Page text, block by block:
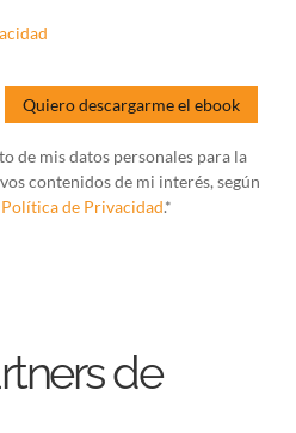
de mis datos personales para la
contenidos de mi interés, según
Política de Privacidad.*
de